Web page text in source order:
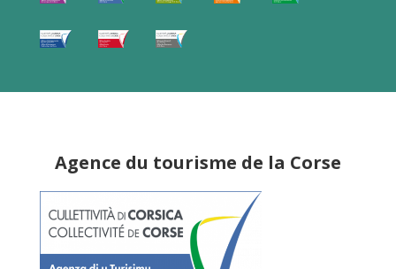
Agence du tourisme de la Corse